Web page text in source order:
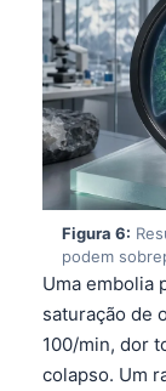
Figura 6:
podem
Uma embolia
saturação de
100/min, dor
colapso. Um
اردو
मराठी
తెలుగు
தமிழ்
ગુજરાતી
ಕನ್ನಡ
മലയാളം
Bahasa
Tiếng
Tagalog